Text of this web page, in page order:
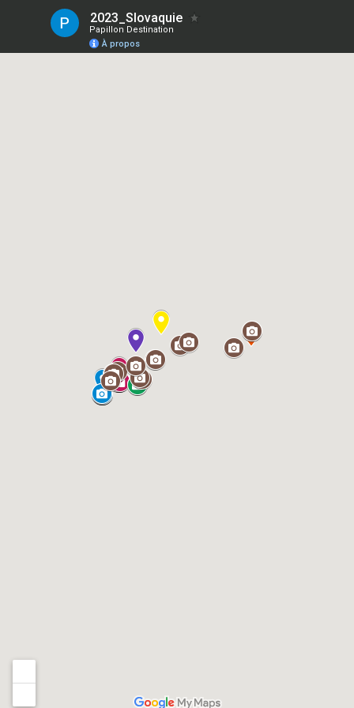
2023_Slovaquie
Papillon Destination
À propos